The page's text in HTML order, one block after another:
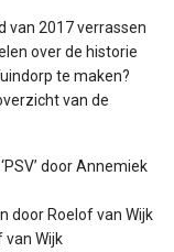
van 2017 verrassen
over de historie
te maken?
van de
door Annemiek
door Roelof van Wijk
van Wijk